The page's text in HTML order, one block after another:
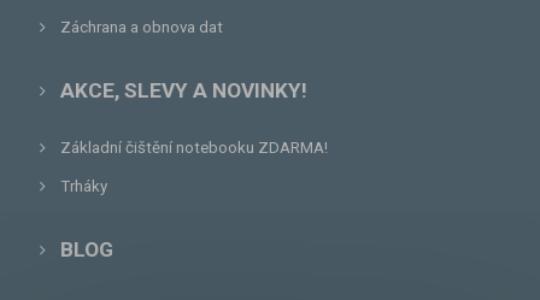
Záchrana a obnova dat
AKCE, SLEVY A NOVINKY!
Základní čištění notebooku ZDARMA!
Trháky
BLOG